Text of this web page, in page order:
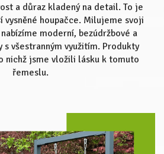
a důraz kladený na detail. To je
vysněné houpačce. Milujeme svoji
moderní, bezúdržbové a
s všestranným využitím. Produkty
nichž jsme vložili lásku k tomuto
řemeslu.